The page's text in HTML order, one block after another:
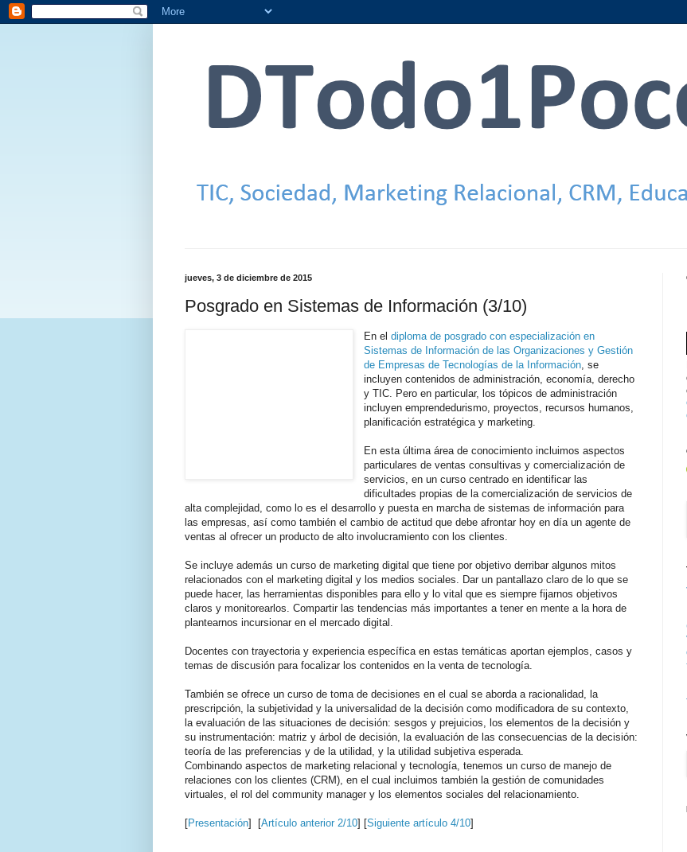
jueves, 3 de diciembre de 2015
Posgrado en Sistemas de Información (3/10)
En eldiploma de posgrado con especialización en
Sistemas de Información de las Organizaciones y Gestión
de Empresas de Tecnologías de la Información , se
incluyen contenidos de administración, economía, derecho
y TIC. Pero en particular, los tópicos de administración
incluyen emprendedurismo, proyectos, recursos humanos,
planificación estratégica y marketing.
En esta última área de conocimiento incluimos aspectos
particulares de ventas consultivas y comercialización de
servicios, en un curso centrado en identificar las
dificultades propias de la comercialización de servicios de
alta complejidad, como lo es el desarrollo y puesta en marcha de sistemas de información para
las empresas, así como también el cambio de actitud que debe afrontar hoy en día un agente de
ventas al ofrecer un producto de alto involucramiento con los clientes.
Se incluye además un curso de marketing digital que tiene por objetivo derribar algunos mitos
relacionados con el marketing digital y los medios sociales. Dar un pantallazo claro de lo que se
puede hacer, las herramientas disponibles para ello y lo vital que es siempre fijarnos objetivos
claros y monitorearlos. Compartir las tendencias más importantes a tener en mente a la hora de
plantearnos incursionar en el mercado digital.
Docentes con trayectoria y experiencia específica en estas temáticas aportan ejemplos, casos y
temas de discusión para focalizar los contenidos en la venta de tecnología.
También se ofrece un curso de toma de decisiones en el cual se aborda a racionalidad, la
prescripción, la subjetividad y la universalidad de la decisión como modificadora de su contexto,
la evaluación de las situaciones de decisión: sesgos y prejuicios, los elementos de la decisión y
su instrumentación: matriz y árbol de decisión, la evaluación de las consecuencias de la decisión:
teoría de las preferencias y de la utilidad, y la utilidad subjetiva esperada.
Combinando aspectos de marketing relacional y tecnología, tenemos un curso de manejo de
relaciones con los clientes (CRM), en el cual incluimos también la gestión de comunidades
virtuales, el rol del community manager y los elementos sociales del relacionamiento.
[Presentación] [Artículo anterior 2/10] [Siguiente artículo 4/10]